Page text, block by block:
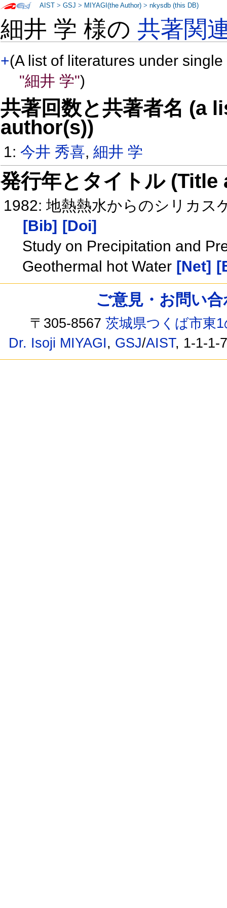
細井 学 様の共著関
+(A list of literatures under
"細井 学")
共著回数と共著者名 (a
author(s))
1:今井 秀喜,細井 学
発行年とタイトル
1982: 地熱熱水からのシリカ
[Bib] [Doi]
Study on Precipitation and
Geothermal hot Water [Net]
AIST >GSJ > MIYAGI(the Author) >nkysdb (this DB)
ご意見・お問い
〒305-8567茨城県つくば市東
Dr. Isoji MIYAGI, GSJ/AIST, 1-1-1-